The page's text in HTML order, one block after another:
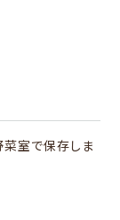
室で保存しま